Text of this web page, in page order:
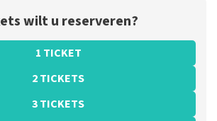
wilt u reserveren?
1 TICKET
2 TICKETS
3 TICKETS